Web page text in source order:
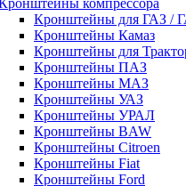
компрессора
Кронштейны для ГАЗ /
Кронштейны Камаз
Кронштейны для
Кронштейны ПАЗ
Кронштейны МАЗ
Кронштейны УАЗ
Кронштейны УРАЛ
Кронштейны BAW
Кронштейны Citroen
Кронштейны Fiat
Кронштейны Ford